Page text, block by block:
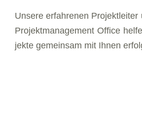
Un­se­re er­fah­re­nen
Projekt­management Of­fice
jek­te ge­mein­sam mit Ih­nen